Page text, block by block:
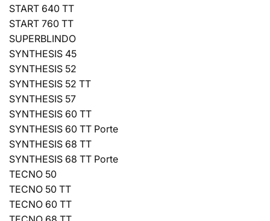
START 640 TT
START 760 TT
SUPERBLINDO
SYNTHESIS 45
SYNTHESIS 52
SYNTHESIS 52 TT
SYNTHESIS 57
SYNTHESIS 60 TT
SYNTHESIS 60 TT Porte
SYNTHESIS 68 TT
SYNTHESIS 68 TT Porte
TECNO 50
TECNO 50 TT
TECNO 60 TT